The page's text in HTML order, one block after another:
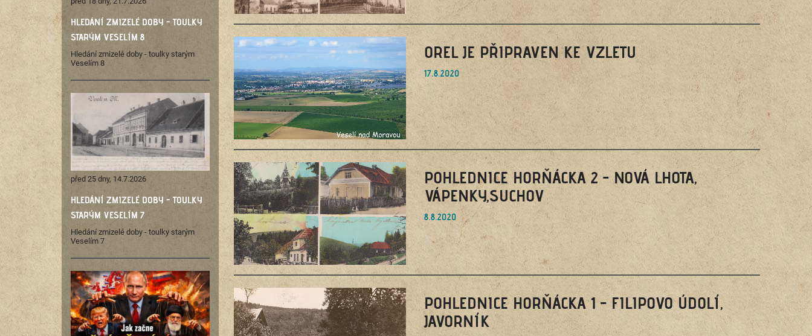
HLEDÁNÍ ZMIZELÉ DOBY - TOULKY
STARÝM VESELÍM 8
Hledání zmizelé doby - toulky starým
Veselím 8
před 25 dny, 14.7.2026
HLEDÁNÍ ZMIZELÉ DOBY - TOULKY
STARÝM VESELÍM 7
Hledání zmizelé doby - toulky starým
Veselím 7
OREL JE PŘIPRAVEN KE VZLETU
17.8.2020
POHLEDNICE HORŇÁCKA 2 - NOVÁ LHOTA,
VÁPENKY,SUCHOV
8.8.2020
POHLEDNICE HORŇÁCKA 1 - FILIPOVO ÚDOLÍ,
JAVORNÍK